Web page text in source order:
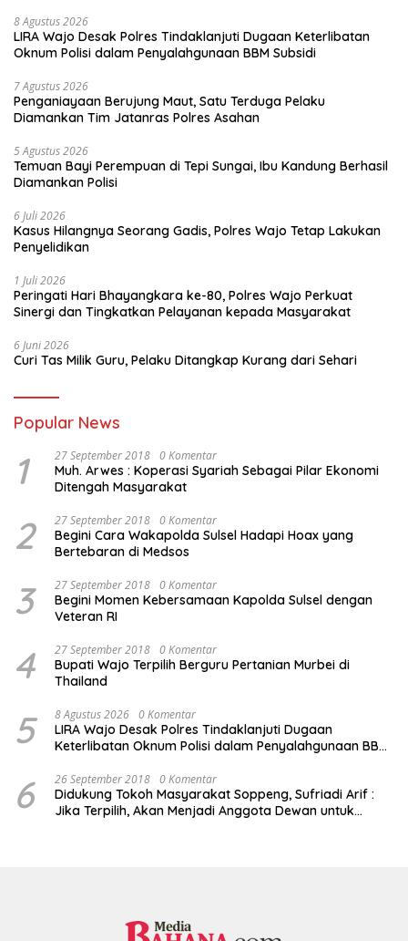
8 Agustus 2026
LIRA Wajo Desak Polres Tindaklanjuti Dugaan Keterlibatan
Oknum Polisi dalam Penyalahgunaan BBM Subsidi
7 Agustus 2026
Penganiayaan Berujung Maut, Satu Terduga Pelaku
Diamankan Tim Jatanras Polres Asahan
5 Agustus 2026
Temuan Bayi Perempuan di Tepi Sungai, Ibu Kandung Berhasil
Diamankan Polisi
6 Juli 2026
Kasus Hilangnya Seorang Gadis, Polres Wajo Tetap Lakukan
Penyelidikan
1 Juli 2026
Peringati Hari Bhayangkara ke-80, Polres Wajo Perkuat
Sinergi dan Tingkatkan Pelayanan kepada Masyarakat
6 Juni 2026
Curi Tas Milik Guru, Pelaku Ditangkap Kurang dari Sehari
Popular News
1 27 September 2018 0 Komentar
Muh. Arwes : Koperasi Syariah Sebagai Pilar Ekonomi
Ditengah Masyarakat
2 27 September 2018 0 Komentar
Begini Cara Wakapolda Sulsel Hadapi Hoax yang
Bertebaran di Medsos
3 27 September 2018 0 Komentar
Begini Momen Kebersamaan Kapolda Sulsel dengan
Veteran RI
4 27 September 2018 0 Komentar
Bupati Wajo Terpilih Berguru Pertanian Murbei di
Thailand
5 8 Agustus 2026 0 Komentar
LIRA Wajo Desak Polres Tindaklanjuti Dugaan
Keterlibatan Oknum Polisi dalam Penyalahgunaan BBM
6 26 September 2018 0 Komentar
Didukung Tokoh Masyarakat Soppeng, Sufriadi Arif :
Jika Terpilih, Akan Menjadi Anggota Dewan untuk